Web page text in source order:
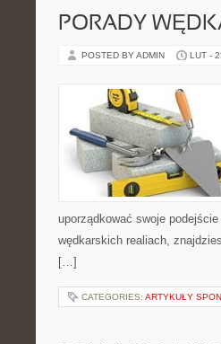
PORADY
POSTED BY ADMIN LUT -
uporządkować swoje
wędkarskich realiach,
[…]
CATEGORIES: ARTYKUŁY